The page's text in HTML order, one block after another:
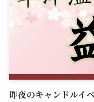
昨夜のキャンドルイ